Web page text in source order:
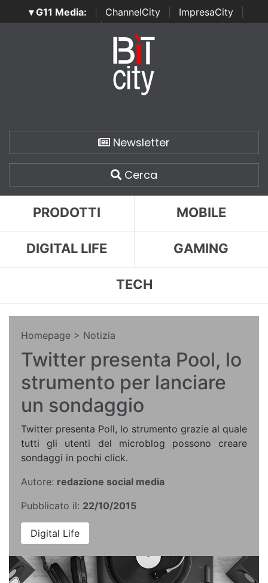
▾ G11 Media: ChannelCity ImpresaCity
SecurityOpenLab | Italian Channel Awards | Italian
Italian Security Awards
Newsletter
Cerca
PRODOTTI MOBILE
DIGITAL LIFE GAMING
TECH
Homepage > Notizia
Twitter presenta Pool, lo
strumento per lanciare
un sondaggio
Twitter presenta Poll, lo strumento grazie al quale
tutti gli utenti del microblog possono creare
sondaggi in pochi click.
Autore: redazione social media
Pubblicato il: 22/10/2015
Digital Life